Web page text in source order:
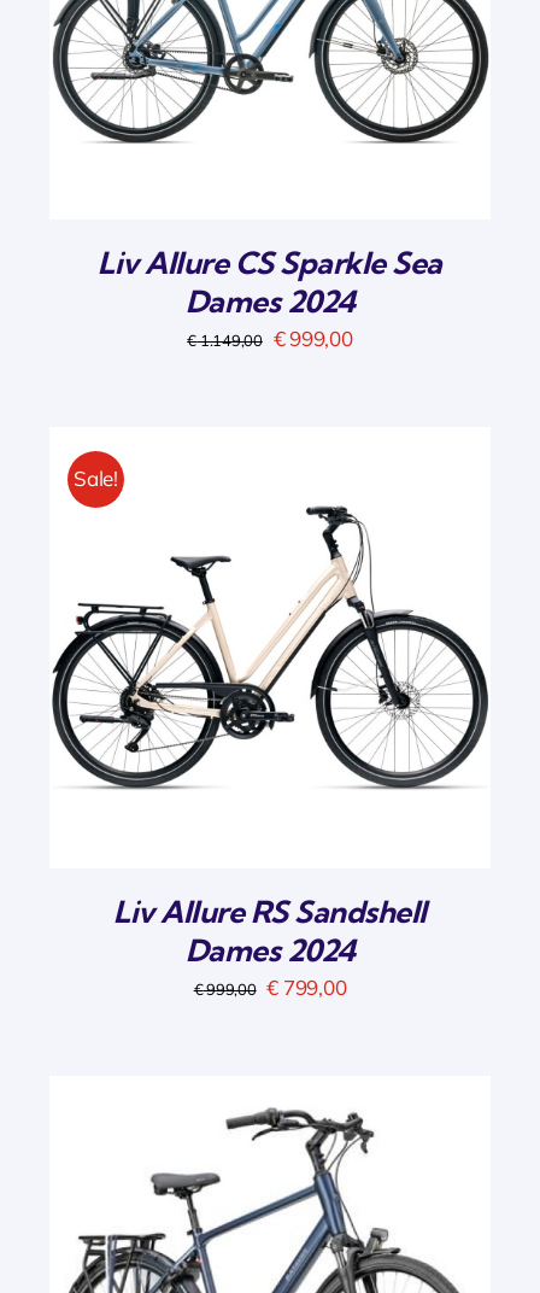
Liv Allure CS Sparkle Sea
Dames 2024
€1.149,00 Oorspronkelijke
€999,00Huidige
Sale!
Liv Allure RS Sandshell
Dames 2024
€999,00 Oorspronkelijke
€ 799,00Huidige